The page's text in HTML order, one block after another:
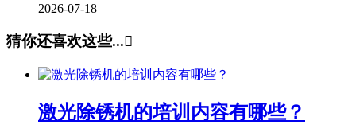
2026-07-18
猜你还喜欢这些...
激光除锈机的培训内容有哪些？